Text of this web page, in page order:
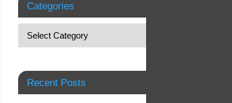
Categories
Recent Posts